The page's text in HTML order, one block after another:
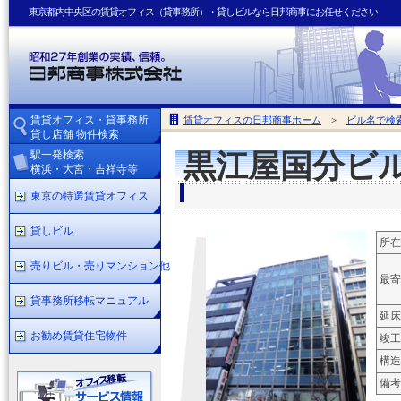
東京都内中央区の賃貸オフィス（貸事務所）・貸しビルなら日邦商事にお任せください
賃貸オフィスの日邦商事ホーム > ビル名で検
黒江屋国分ビ
所
最
延床
竣工
構
備考
賃貸オフィス・貸事務所
貸し店舗 物件検索
駅一発検索
横浜・大宮・吉祥寺等
東京の特選賃貸オフィス
貸しビル
売りビル・売りマンション他
貸事務所移転マニュアル
お勧め賃貸住宅物件